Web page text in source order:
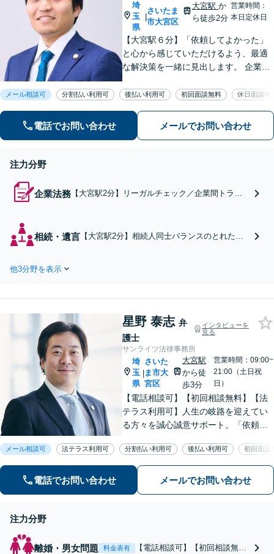
埼
玉
県
|
さいたま
市大宮区
大宮駅 か
ら徒歩2分
営業時間：
本日定休日
【大宮駅６分】「依頼してよかった」
と心から感じていただけるよう、最適
な解決策を一緒に見出します。 企業法
／労務など。お困りごとやお悩みは、
【夜間・休日の相談可能】【オンライ
ン相談可能】
メール相談可 分割払い利用可 後払い利用可 初回面談無料 休日面談可
電話でお問い合わせ メールでお問い合わせ
注力分野
企業法務 【大宮駅2分】リーガルチェック／企業間トラブ
管理・行政サポートなど。従業員トラブルもお任
せください。【夜間・休日の相談可能】【オンラ
相続・遺言 【大宮駅2分】相続人同士バランスのとれた遺
【オンライン相談可能】
他3分野を表示
星野 泰志 弁
護士
インタビューを
見る
サンライツ法律事務所
埼
玉
県
|
さいた
ま市大
宮区
大宮駅
から徒
歩3分
営業時間：09:00~
21:00（土日祝
日）
【電話相談可】【初回相談無料】【法
テラス利用可】人生の岐路を迎えてい
る方々を誠心誠意サポート。「依頼者
女問題／借金問題／相続／企業法務／
刑事事件／交通事故／労働問題など、
幅広く対応【完全個室】【大宮駅3分】
メール相談可 法テラス利用可 分割払い利用可 後払い利用可 初回面談
電話でお問い合わせ メールでお問い合わせ
注力分野
離婚・男女問題 料金表有
【電話相談可】【初回相談無